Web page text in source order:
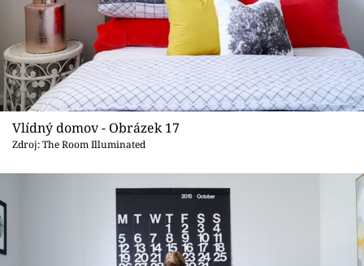
Vlídný domov - Obrázek 17
Zdroj: The Room Illuminated